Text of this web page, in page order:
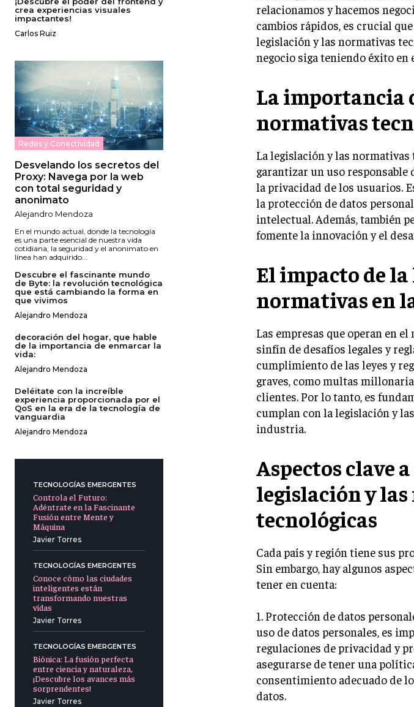
crea experiencias visuales
impactantes!
Carlos Ruiz
Redes y Conectividad
Desvelando los secretos del
Proxy: Navega por la web
con total seguridad y
anonimato
Alejandro Mendoza
En el mundo actual, donde la tecnología
es una parte esencial de nuestra vida
cotidiana, la seguridad y el anonimato en
línea han adquirido...
Descubre el fascinante mundo
de Byte: la revolución tecnológica
que está cambiando la forma en
que vivimos
Alejandro Mendoza
decoración del hogar, que hable
de la importancia de enmarcar la
vida:
Alejandro Mendoza
Deléitate con la increíble
experiencia proporcionada por el
QoS en la era de la tecnología de
vanguardia
Alejandro Mendoza
TECNOLOGÍAS EMERGENTES
Controla el Futuro:
Adéntrate en la Fascinante
Fusión entre Mente y
Máquina
Javier Torres
TECNOLOGÍAS EMERGENTES
Conoce cómo las ciudades
inteligentes están
transformando nuestras
vidas
Javier Torres
TECNOLOGÍAS EMERGENTES
Biónica: La fusión perfecta
entre ciencia y naturaleza,
¡Descubre los avances más
sorprendentes!
Javier Torres
relacionamos y hacemos
cambios rápidos, es crucial
legislación y las normativas
negocio siga teniendo éxito
La importancia
normativas
La legislación y las
garantizar un uso responsable
la privacidad de los usuarios.
la protección de datos
intelectual. Además, también
fomente la innovación y el
El impacto de
normativas en
Las empresas que operan en
sinfín de desafíos legales y
cumplimiento de las leyes y
graves, como multas
clientes. Por lo tanto, es
cumplan con la legislación y
industria.
Aspectos clave
legislación y
tecnológicas
Cada país y región tiene sus
Sin embargo, hay algunos
tener en cuenta:
1. Protección de datos
uso de datos personales, es
regulaciones de privacidad y
asegurarse de tener una
consentimiento adecuado de
datos.